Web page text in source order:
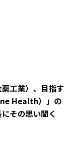
工業）、目指す
Health）」の
その思い聞く